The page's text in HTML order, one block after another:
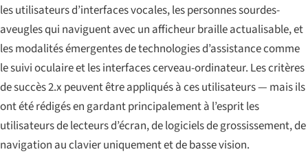
les utilisateurs d’interfaces vocales, les personnes sourdes-
aveugles qui naviguent avec un afficheur braille actualisable, et
les modalités émergentes de technologies d’assistance comme
le suivi oculaire et les interfaces cerveau-ordinateur. Les critères
de succès 2.x peuvent être appliqués à ces utilisateurs — mais ils
ont été rédigés en gardant principalement à l’esprit les
utilisateurs de lecteurs d’écran, de logiciels de grossissement, de
navigation au clavier uniquement et de basse vision.